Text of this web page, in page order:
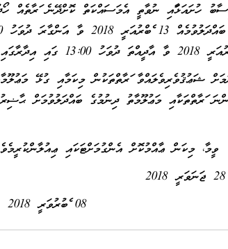
ހުށައަޅާފައި ނުވާތީ އެމަސައްކަތް ކޮށްދޭނެ
ޝަޢުޤުވެރިވެލައްވާ ފަރާތްތަކުން މިކަމާއި ގުޅޭ
ފަރާތްތަކާއި މަޢުލޫމާތު ދިނުމުގެ ބައްދަލުވުމަށް
އެންގުމަށްޓަކައި
08 ފެބުރުވަރީ 2018